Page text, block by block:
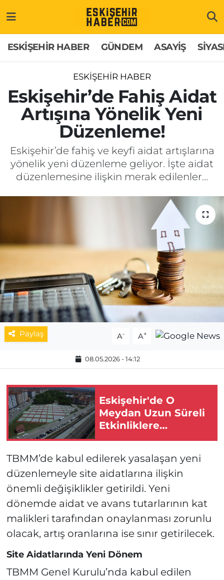
ESKİŞEHİR HABER GÜNDEM ASAYİŞ
ESKİŞEHİR HABER
Eskişehir’de Fahiş Aidat
Artışına Yönelik Yeni
Düzenleme!
Eskişehir’de fahiş ve keyfi aidat artışlarına
yönelik yeni düzenleme geliyor. İşte aidat
düzenlemesine ilişkin merak edilenler…
Paylaş A- A+
08.05.2026 - 14:12
Eskişehir'de O
Meydan Uzun Süreli
Etkinliklere
Kapatıldı!
TBMM’de kabul edilerek yasalaşan yeni
düzenlemeyle site aidatlarına ilişkin
önemli değişiklikler getirildi. Yeni
dönemde aidat ve avans tutarlarının kat
malikleri tarafından onaylanması zorunlu
olacak, artış oranlarına ise sınır getirilecek.
Site Aidatlarında Yeni Dönem
TBMM Genel Kurulu’nda kabul edilen
GÜNDEM
ASAYİŞ
SİYASET
EKONOMİ
SAĞLIK
MAGAZİN
Hakkımızda
İletişim
Künye
Odunpazarı Trafik Yoğunluk Haritası
Süper Lig Puan Durumu ve Fikstür
Tüm Manşetler
Son Dakika Haberleri
Haber Arşivi